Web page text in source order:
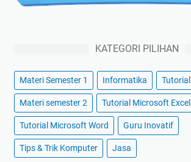
KATEGORI PILIHAN
Materi Semester 1 Informatika Tutorial
Materi semester 2 Tutorial Microsoft Excel
Tutorial Microsoft Word Guru Inovatif
Tips & Trik Komputer Jasa